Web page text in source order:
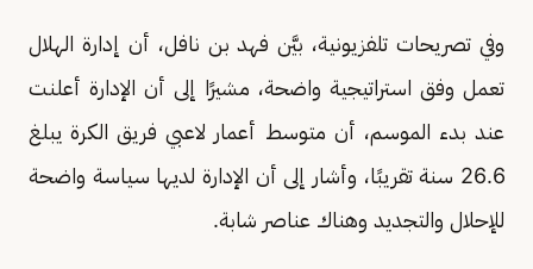
وفي تصريحات تلفزيونية، بيَّن فهد بن نافل، أن إدارة الهلال
تعمل وفق استراتيجية واضحة، مشيرًا إلى أن الإدارة أعلنت
عند بدء الموسم، أن متوسط أعمار لاعبي فريق الكرة يبلغ
26.6 سنة تقريبًا، وأشار إلى أن الإدارة لديها سياسة واضحة
للإحلال والتجديد وهناك عناصر شابة.